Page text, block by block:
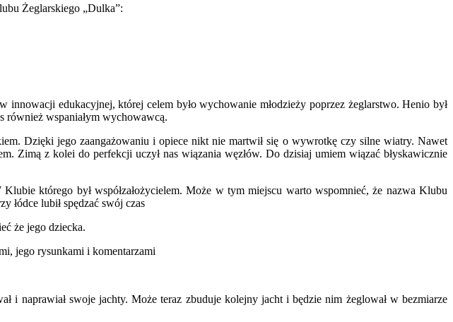
Żeglarskiego „Dulka”:
edukacyjnej, której celem było wychowanie młodzieży poprzez żeglarstwo. Henio był
również wspaniałym wychowawcą.
Dzięki jego zaangażowaniu i opiece nikt nie martwił się o wywrotkę czy silne wiatry. Nawet
Zimą z kolei do perfekcji uczył nas wiązania węzłów. Do dzisiaj umiem wiązać błyskawicznie
którego był współzałożycielem. Może w tym miejscu warto wspomnieć, że nazwa Klubu
łódce lubił spędzać swój czas
że jego dziecka.
jego rysunkami i komentarzami
i naprawiał swoje jachty. Może teraz zbuduje kolejny jacht i będzie nim żeglował w bezmiarze